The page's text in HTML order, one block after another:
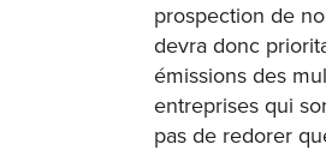
prospection de
devra donc
émissions des
entreprises qui
pas de redorer